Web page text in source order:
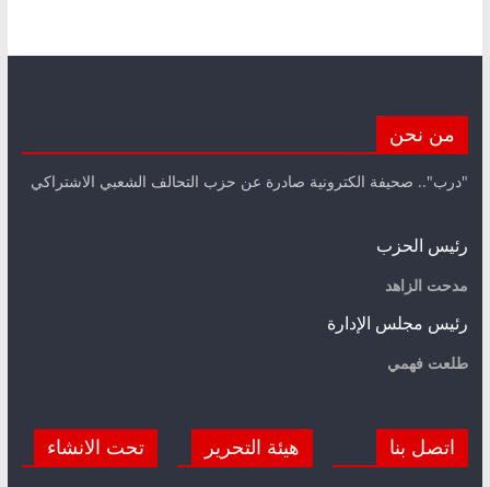
من نحن
"درب".. صحيفة الكترونية صادرة عن حزب التحالف الشعبي الاشتراكي
رئيس الحزب
مدحت الزاهد
رئيس مجلس الإدارة
طلعت فهمي
اتصل بنا هيئة التحرير تحت الانشاء